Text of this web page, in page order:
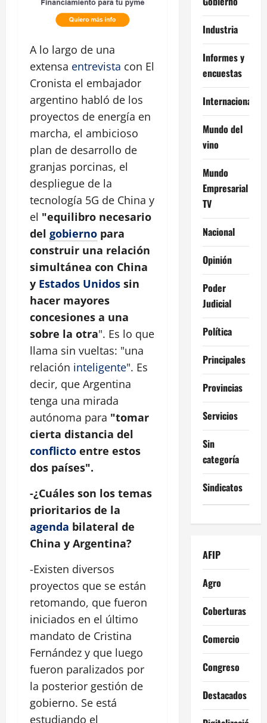
A lo largo de una
extensa entrevista con El
Cronista el embajador
argentino habló de los
proyectos de energía en
marcha, el ambicioso
plan de desarrollo de
granjas porcinas, el
despliegue de la
tecnología 5G de China y
el "equilibro necesario
del gobierno para
construir una relación
simultánea con China
y Estados Unidos sin
hacer mayores
concesiones a una
sobre la otra". Es lo que
llama sin vueltas: "una
relación inteligente". Es
decir, que Argentina
tenga una mirada
autónoma para "tomar
cierta distancia del
conflicto entre estos
dos países".
-¿Cuáles son los temas
prioritarios de la
agenda bilateral de
China y Argentina?
-Existen diversos
proyectos que se están
retomando, que fueron
iniciados en el último
mandato de Cristina
Fernández y que luego
fueron paralizados por
la posterior gestión de
gobierno. Se está
estudiando el
Industria
Informes y
encuestas
Internacional
Mundo del
vino
Mundo
Empresarial
TV
Nacional
Opinión
Poder
Judicial
Política
Principales
Provincias
Servicios
Sin
categoría
Sindicatos
AFIP
Agro
Coberturas
Comercio
Congreso
Destacados